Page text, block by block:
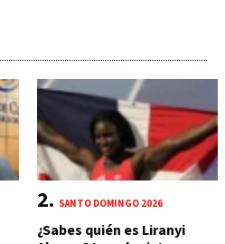
SANTO DOMINGO 2026
¿Sabes quién es Liranyi